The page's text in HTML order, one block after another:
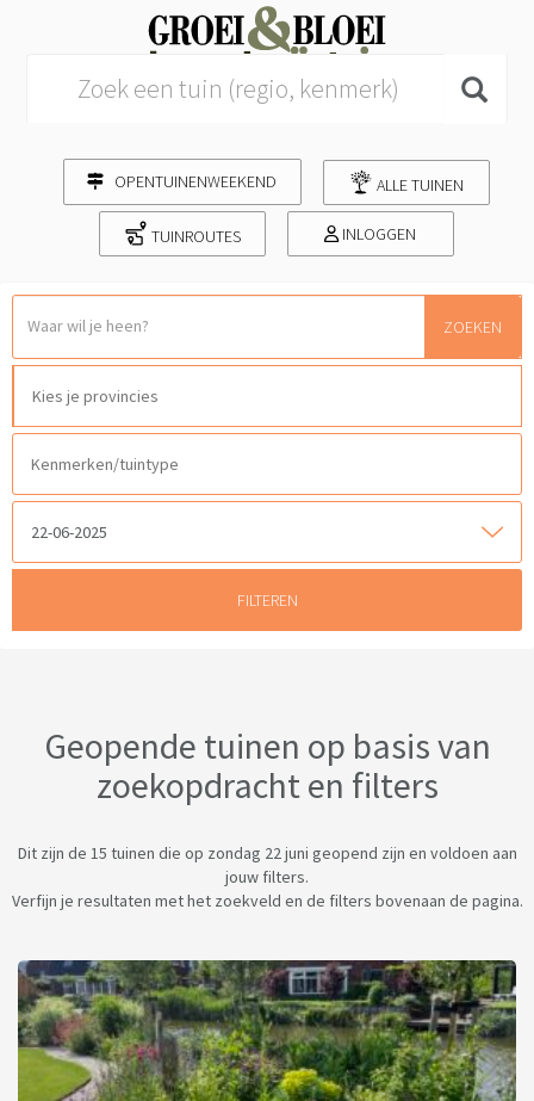
OPENTUINENWEEKEND ALLE TUINEN
TUINROUTES INLOGGEN
ZOEKEN
22-06-2025
Geopende tuinen op basis van
zoekopdracht en filters
Dit zijn de 15 tuinen die op zondag 22 juni geopend zijn en voldoen aan
jouw filters.
Verfijn je resultaten met het zoekveld en de filters bovenaan de pagina.